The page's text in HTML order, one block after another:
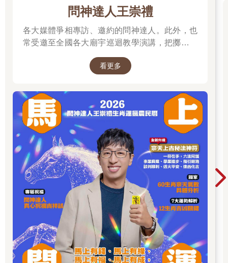
問神達人王崇禮
各大媒體爭相專訪、邀約的問神達人。此外，也
常受邀至全國各大廟宇巡迴教學演講，把擲筊、
看更多